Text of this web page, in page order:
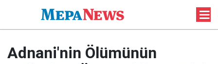
Adnani'nin Ölümünün